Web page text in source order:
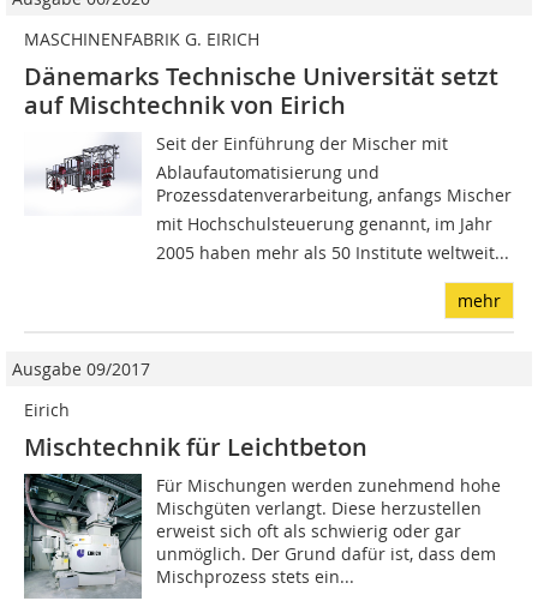
MASCHINENFABRIK G. EIRICH
Dänemarks Technische Universität setzt
auf Mischtechnik von Eirich
Seit der Einführung der Mischer mit
Ablaufautomatisierung und
Prozessdatenverarbeitung, anfangs Mischer
mit Hochschulsteuerung genannt, im Jahr
2005 haben mehr als 50 Institute weltweit...
mehr
Ausgabe 09/2017
Eirich
Mischtechnik für Leichtbeton
Für Mischungen werden zunehmend hohe
Mischgüten verlangt. Diese herzustellen
erweist sich oft als schwierig oder gar
unmöglich. Der Grund dafür ist, dass dem
Mischprozess stets ein...